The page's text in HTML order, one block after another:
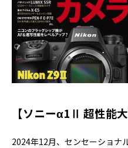
【ソニーα1Ⅱ 超性能大
2024年12月、センセーショナ